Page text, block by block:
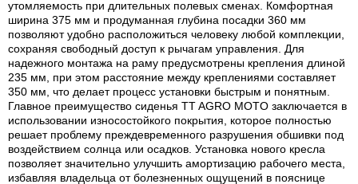
утомляемость при длительных полевых сменах. Комфортная
ширина 375 мм и продуманная глубина посадки 360 мм
позволяют удобно расположиться человеку любой комплекции,
сохраняя свободный доступ к рычагам управления. Для
надежного монтажа на раму предусмотрены крепления длиной
235 мм, при этом расстояние между креплениями составляет
350 мм, что делает процесс установки быстрым и понятным.
Главное преимущество сиденья TT AGRO MOTO заключается в
использовании износостойкого покрытия, которое полностью
решает проблему преждевременного разрушения обшивки под
воздействием солнца или осадков. Установка нового кресла
позволяет значительно улучшить амортизацию рабочего места,
избавляя владельца от болезненных ощущений в пояснице